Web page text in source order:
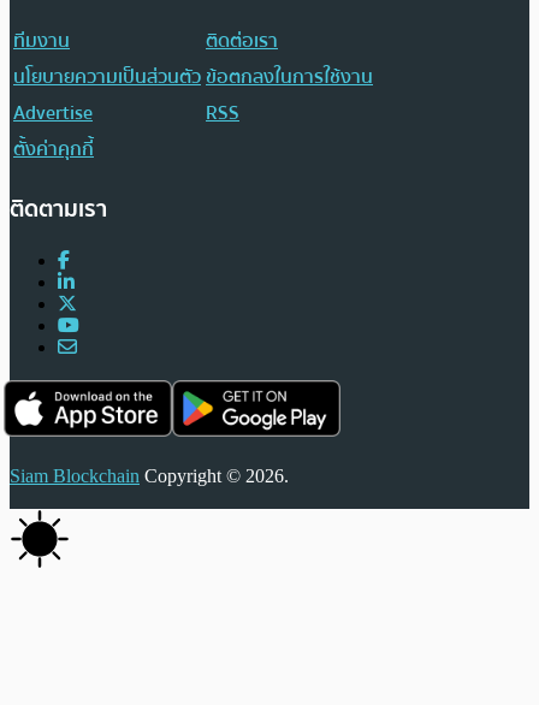
ทีมงาน
ติดต่อเรา
นโยบายความเป็นส่วนตัวข้อตกลงในการใช้งาน
Advertise
RSS
ตั้งค่าคุกกี้
ติดตามเรา
Siam Blockchain Copyright © 2026.